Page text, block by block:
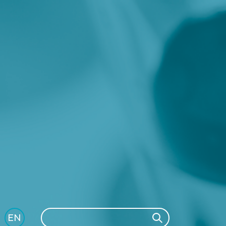
Search Search
EN